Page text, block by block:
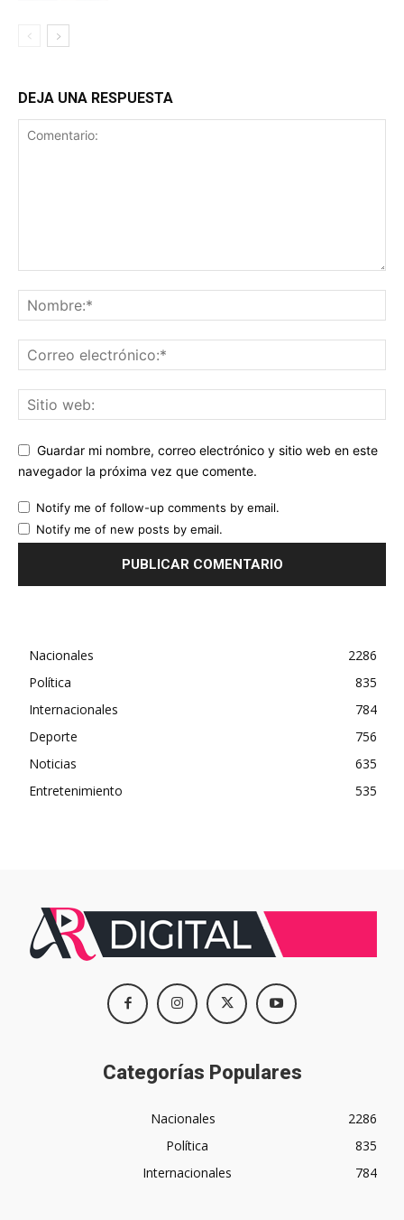
DEJA UNA RESPUESTA
Guardar mi nombre, correo electrónico y sitio web en este
navegador la próxima vez que comente.
Notify me of follow-up comments by email.
Notify me of new posts by email.
Nacionales
2286
Política
835
Internacionales
784
Deporte
756
Noticias
635
Entretenimiento
535
Categorías Populares
Nacionales
2286
Política
835
Internacionales
784